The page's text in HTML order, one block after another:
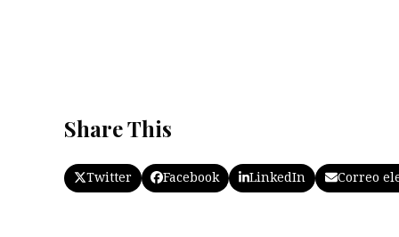
Share This
Twitter Facebook LinkedIn Correo